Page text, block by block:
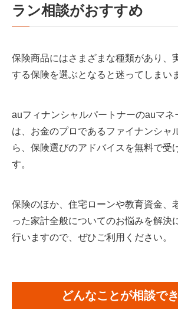
ラン相談がおすすめ
保険商品にはさまざまな種類があり、
する保険を選ぶとなると迷ってしまい
auフィナンシャルパートナーのauマネ
は、お金のプロであるファイナンシャ
ら、保険選びのアドバイスを無料で受
す。
保険のほか、住宅ローンや教育資金、
った家計全般についてのお悩みを解決
行いますので、ぜひご利用ください。
どんなことが相談で